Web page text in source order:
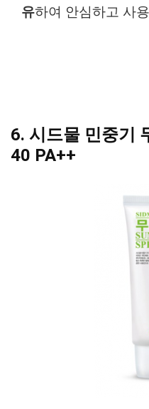
유하여 안심하고 사
6. 시드물 민중기
40 PA++